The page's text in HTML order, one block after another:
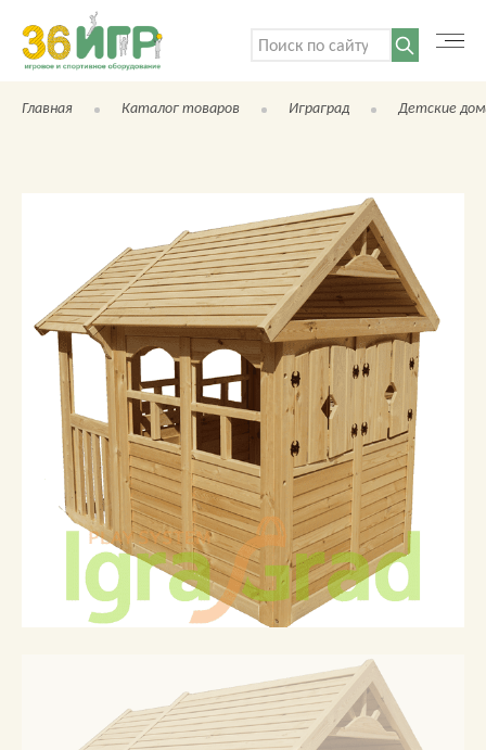
КАТАЛОГ ТОВАРОВ
О КОМПАНИИ
АКЦИИ
НОВОСТИ
ОБЗОРЫ
ПРОЕКТЫ
Поиск:
Главная Каталог товаров Играград Детские